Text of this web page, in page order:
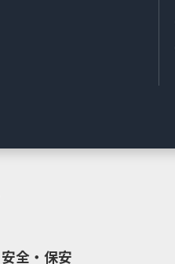
安全・保安